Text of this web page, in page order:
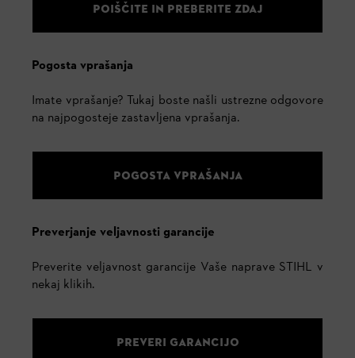
POIŠČITE IN PREBERITE ZDAJ
Pogosta vprašanja
Imate vprašanje? Tukaj boste našli ustrezne odgovore
na najpogosteje zastavljena vprašanja.
POGOSTA VPRAŠANJA
Preverjanje veljavnosti garancije
Preverite veljavnost garancije Vaše naprave STIHL v
nekaj klikih.
PREVERI GARANCIJO